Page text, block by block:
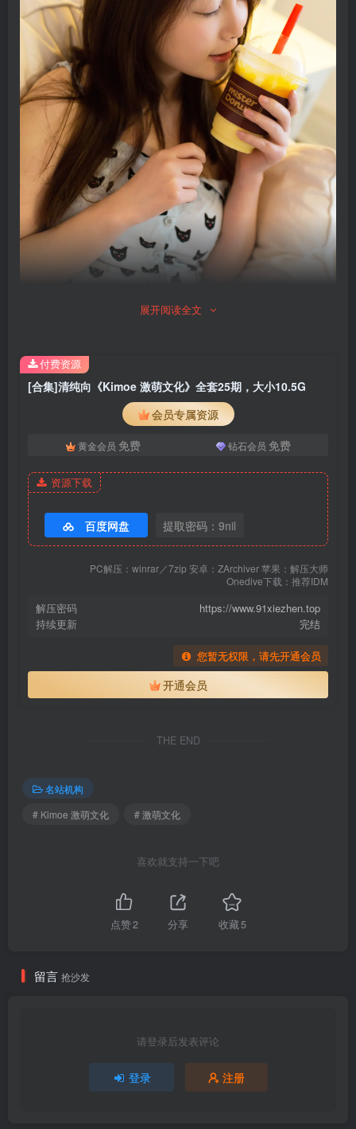
展开阅读全文
[合集]清纯向《Kimoe 激萌文化》全套25期，大小10.5G
会员专属资源
黄金会员 免费 钻石会员 免费
资源下载
百度网盘 提取密码：9nil
PC解压：winrar／7zip 安卓：ZArchiver 苹果：解压大师
Onedive下载：推荐IDM
解压密码
https://www.91xiezhen.top
持续更新
完结
您暂无权限，请先开通会员
开通会员
付费资源
THE END
名站机构
# Kimoe 激萌文化
# 激萌文化
喜欢就支持一下吧
点赞2 分享 收藏5
留言 抢沙发
请登录后发表评论
登录 注册